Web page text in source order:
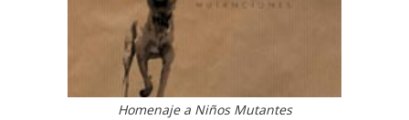
Homenaje a Niños Mutantes